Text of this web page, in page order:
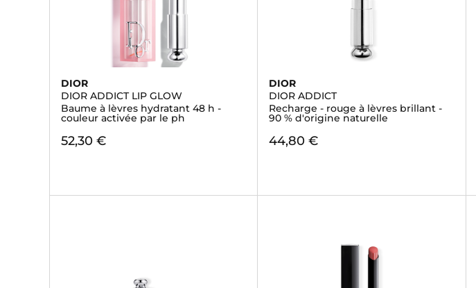
DIOR
DIOR ADDICT LIP GLOW
Baume à lèvres hydratant 48 h -
couleur activée par le ph
52,30 €
DIOR
DIOR ADDICT
Recharge - rouge à lèvres brillant -
90 % d'origine naturelle
44,80 €